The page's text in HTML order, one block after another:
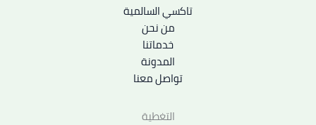
تاكسي السالمية
من نحن
خدماتنا
المدونة
تواصل معنا
التغطية